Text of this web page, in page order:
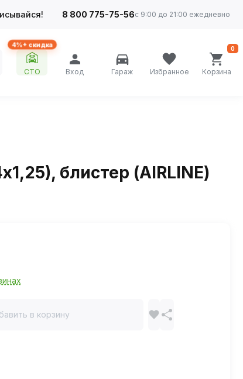
8 800 775-75-56с 9:00 до 21:00 ежедневно
4%+ скидка
СТО Вход Гараж Избранное Корзина
0
блистер (AIRLINE)
в корзину